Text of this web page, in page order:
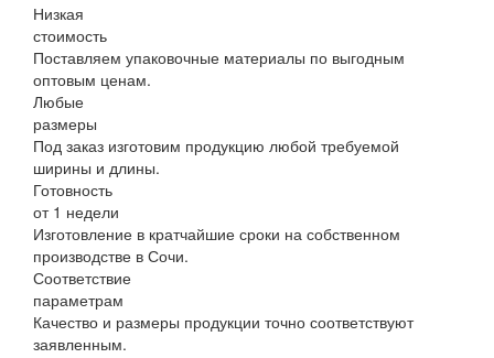
Низкая
стоимость
Поставляем упаковочные материалы по выгодным
оптовым ценам.
Любые
размеры
Под заказ изготовим продукцию любой требуемой
ширины и длины.
Готовность
от 1 недели
Изготовление в кратчайшие сроки на собственном
производстве в Сочи.
Соответствие
параметрам
Качество и размеры продукции точно соответствуют
заявленным.